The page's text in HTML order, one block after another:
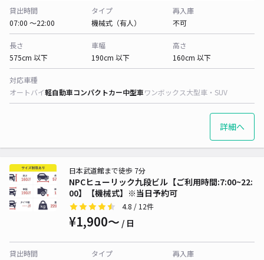
貸出時間
07:00 〜22:00
タイプ
機械式（有人）
再入庫
不可
長さ
575cm 以下
車幅
190cm 以下
高さ
160cm 以下
対応車種
オートバイ軽自動車コンパクトカー中型車ワンボックス大型車・SUV
詳細へ
NPCヒューリック九段ビル【ご利用時間:7:00~22:
00】【機械式】※当日予約可
日本武道館まで徒歩 7分
4.8 / 12件
¥1,900〜 / 日
貸出時間
タイプ
再入庫